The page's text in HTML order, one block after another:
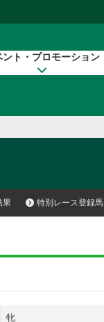
ント・プロモーション
果 特別レース登録馬
牝